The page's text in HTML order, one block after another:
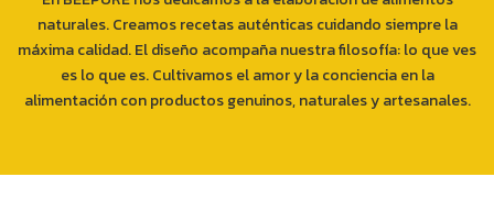
naturales. Creamos recetas auténticas cuidando siempre la
máxima calidad. El diseño acompaña nuestra filosofía: lo que ves
es lo que es. Cultivamos el amor y la conciencia en la
alimentación con productos genuinos, naturales y artesanales.